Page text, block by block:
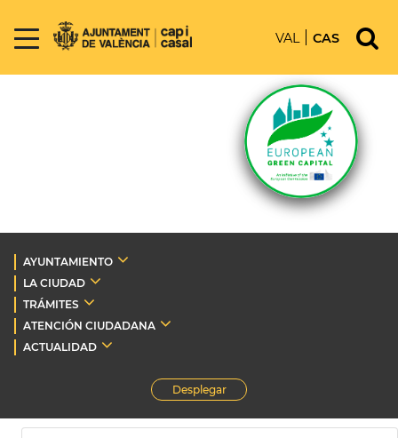
VAL CAS
AYUNTAMIENTO
LA CIUDAD
TRÁMITES
ATENCIÓN CIUDADANA
ACTUALIDAD
Desplegar